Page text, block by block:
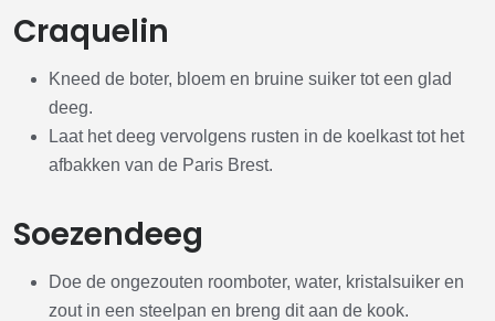
Craquelin
Kneed de boter, bloem en bruine suiker tot een glad
deeg.
Laat het deeg vervolgens rusten in de koelkast tot het
afbakken van de Paris Brest.
Soezendeeg
Doe de ongezouten roomboter, water, kristalsuiker en
zout in een steelpan en breng dit aan de kook.